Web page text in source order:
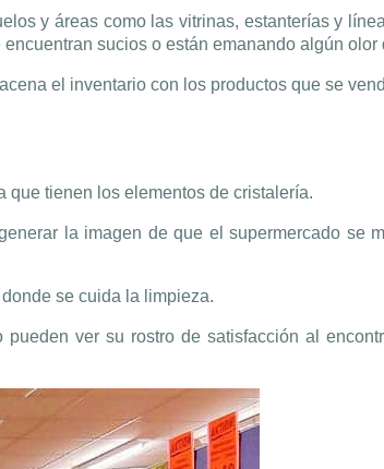
y áreas como las vitrinas, estanterías y
sucios o están emanando algún olor
el inventario con los productos que se
tienen los elementos de cristalería.
la imagen de que el supermercado se
se cuida la limpieza.
ver su rostro de satisfacción al